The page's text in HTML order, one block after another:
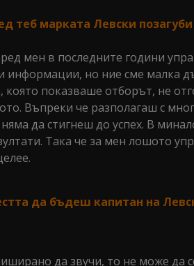
теб марката Левски позагуби
мен в последните години
информации, но ние сме малка
която показваше отборът, не
Въпреки че разполагаш с
да стигнеш до успех. В
Така че за мен лошото
да бъдеш капитан на
да звучи, то не може да